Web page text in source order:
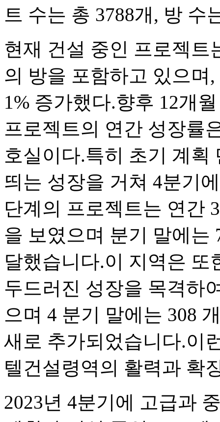
트 수는 총 3788개, 방 수
현재 건설 중인 프로젝트
의 방을 포함하고 있으며
1% 증가했다.향후 12개
프로젝트의 연간 성장률
호실이다.특히 초기 계
띄는 성장을 거쳐 4분기
단계의 프로젝트는 연간
을 보였으며 분기 말에는
달했습니다.이 지역은 또
두드러진 성장을 목격하
으며 4 분기 말에는 308
새로 추가되었습니다.이
텔건설령역의 활력과 확
2023년 4분기에 고급과